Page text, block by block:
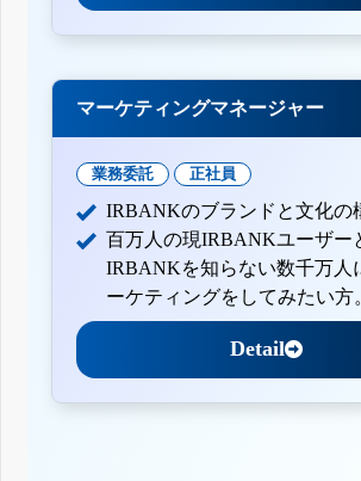
マーケティングマネージャー
業務委託 正社員
IRBANKのブランドと文化の
百万人の現IRBANKユーザー
IRBANKを知らない数千万人
ーケティングをしてみたい方
Detail